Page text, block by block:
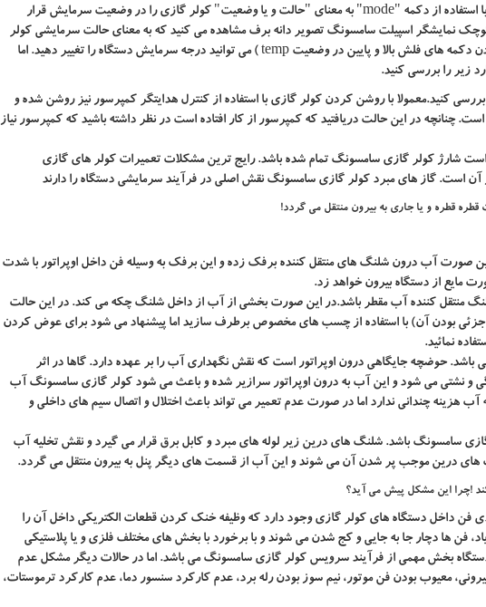
استفاده از دکمه "mode" به معنای "حالت و یا وضعیت" کولر گازی را در وضعیت سرمایش قرار
نمایشگر اسپیلت سامسونگ تصویر دانه برف مشاهده می کنید که به معنای حالت سرمایشی کولر
دکمه های فلش بالا و پایین در وضعیت temp) می توانید درجه سرمایش دستگاه را تغییر دهید. اما
زیر را بررسی کنید.
کنید.معمولا با روشن کردن کولر گازی با استفاده از کنترل هدایتگر کمپرسور نیز روشن شده و
در این حالت دریافتید که کمپرسور از کار افتاده است در نظر داشته باشید که کمپرسور نیاز
است شارژ کولر گازی سامسونگ تمام شده باشد. رایج ترین مشکلات تعمیرات کولر های گازی
است. گاز های مبرد کولر گازی سامسونگ نقش اصلی در فرآیند سرمایشی دستگاه را دارند
صورت آب درون شلنگ های منتقل کننده برفک زده و این برفک به وسیله فن داخل اوپراتور با شدت
مایع از دستگاه بیرون خواهد زد.
منتقل کننده آب مقطر باشد.در این صورت بخشی از آب از داخل شلنگ چکه می کند. در این حالت
جزئی بودن آن) با استفاده از چسب های مخصوص برطرف سازید اما پیشنهاد می شود برای عوض کردن
نمائید.
حوضچه جایگاهی درون اوپراتور است که نقش نگهداری آب را بر عهده دارد. گاها در اثر
نشتی می شود و این آب به درون اوپراتور سرازیر شده و باعث می شود کولر گازی سامسونگ آب
هزینه چندانی ندارد اما در صورت عدم تعمیر می تواند باعث اختلال و اتصال سیم های داخلی و
سامسونگ باشد. شلنگ های درین زیر لوله های مبرد و کابل برق قرار می گیرد و نقش تخلیه آب
های درین موجب پر شدن آن می شوند و این آب از قسمت های دیگر پنل به بیرون منتقل می گردد.
!چرا این مشکل پیش می آید؟
فن داخل دستگاه های کولر گازی وجود دارد که وظیفه خنک کردن قطعات الکتریکی داخل آن را
فن ها دچار جا به جایی و کج شدن می شوند و با برخورد با بخش های مختلف فلزی و یا پلاستیکی
بخش مهمی از فرآیند سرویس کولر گازی سامسونگ می باشد. اما در حالات دیگر مشکل عدم
،معیوب بودن فن موتور، نیم سوز بودن رله برد، عدم کارکرد سنسور دما، عدم کارکرد ترموستات،